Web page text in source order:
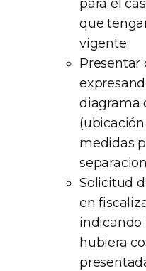
para el
que
vigente.
Presentar
diagrama
medidas
Solicitud
en
indicando
hubiera